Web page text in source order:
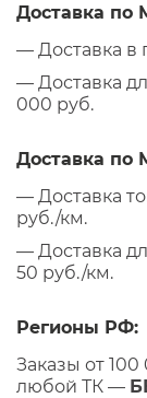
Доставка по
— Доставка в
— Доставка
000 руб.
Доставка по
— Доставка
руб./км.
— Доставка
50 руб./км.
Регионы РФ:
Заказы от
любой ТК —